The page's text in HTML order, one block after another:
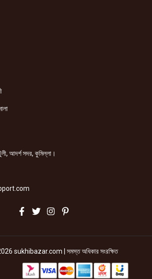
আদর্শ সদর, কুমিল্লা।
sukhibazar.com | সমস্ত অধিকার সংরক্ষিত